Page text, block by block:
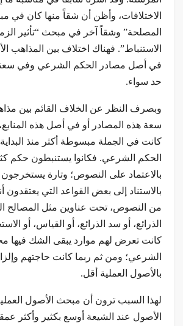
الاختلافات، وأظن أن شقاً منها كان في
المصلحة” وشقاً آخر في مبحث “تأثير
الاستنباط”. فهناك اختلاف بين المذاهب
في أصل مصادر الحكم الشرعي وفي
حد سواء.
وبصرف النظر عن الخلاف القائم بين
سعة هذه المصادر أو في أصل هذه المنابع،
كانت في الجملة مبسوطة أكثر منذ
الحكم الشرعي. فكانوا يستنبطون حكم
بالاعتماد على النصوص؛ وتارة
بالاستناد إلى بعض القواعد التي يعتقدون
من النصوص، تحت عناوين مثل المصالح
الذرائع، أو سد الذرائع، أو القياس، أو
كانت تعرض لهم موارد يبقى الشك فيها
الشرعي؛ ومن ثم ربما كانت حاجتهم
بالأصول العملية أقل.
لهذا السبب ترون أن مبحث الأصول
الأصول عند الشيعة أوسع بكثير وأكثر